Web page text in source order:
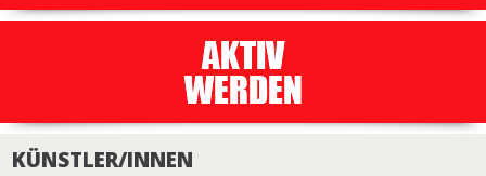
KÜNSTLER/INNEN